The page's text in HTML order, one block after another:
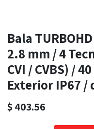
Bala
2.8 mm / 4
CVI / CVBS) /
Exterior IP67 /
$ 403.56